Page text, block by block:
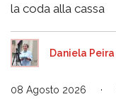
la coda alla cassa
Daniela Peira
08 Agosto 2026